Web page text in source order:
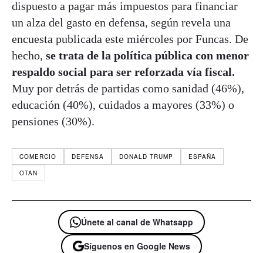
dispuesto a pagar más impuestos para financiar
un alza del gasto en defensa, según revela una
encuesta publicada este miércoles por Funcas. De
hecho, se trata de la política pública con menor
respaldo social para ser reforzada vía fiscal.
Muy por detrás de partidas como sanidad (46%),
educación (40%), cuidados a mayores (33%) o
pensiones (30%).
COMERCIO DEFENSA DONALD TRUMP
ESPAÑA
OTAN
Únete al canal de Whatsapp
Síguenos en Google News